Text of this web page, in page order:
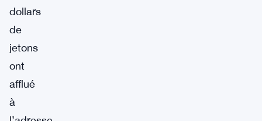
dollars
de
jetons
ont
afflué
à